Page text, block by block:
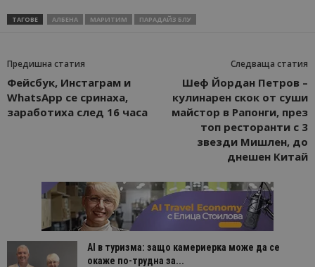
ТАГОВЕ АЛБЕНА МАРИТИМ ПАРАДАЙЗ БЛУ
Предишна статия
Фейсбук, Инстаграм и
WhatsApp се сринаха,
заработиха след 16 часа
Следваща статия
Шеф Йордан Петров –
кулинарен скок от суши
майстор в Рапонги, през
топ ресторанти с 3
звезди Мишлен, до
днешен Китай
AI в туризма: защо камериерка може да се
окаже по-трудна за...